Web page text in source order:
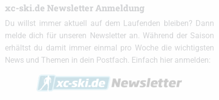
xc-ski.de Newsletter Anmeldung
Du willst immer aktuell auf dem Laufenden bleiben? Dann
melde dich für unseren Newsletter an. Während der Saison
erhältst du damit immer einmal pro Woche die wichtigsten
News und Themen in dein Postfach. Einfach hier anmelden: